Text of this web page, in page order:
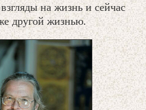
на жизнь и сейчас
другой жизнью.